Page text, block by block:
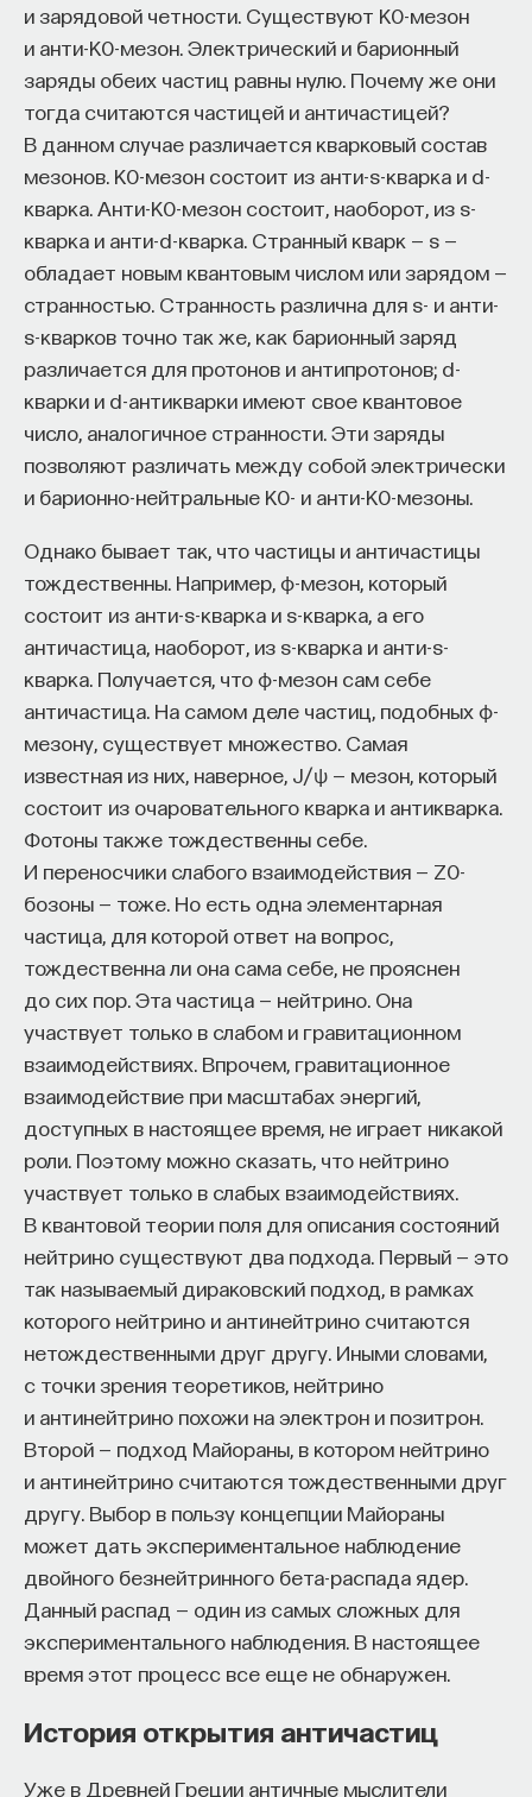
и зарядовой четности. Существуют К0-мезон
и анти-К0-мезон. Электрический и барионный
заряды обеих частиц равны нулю. Почему же они
тогда считаются частицей и античастицей?
В данном случае различается кварковый состав
мезонов. К0-мезон состоит из анти-s-кварка и d-
кварка. Анти-К0-мезон состоит, наоборот, из s-
кварка и анти-d-кварка. Странный кварк — s —
обладает новым квантовым числом или зарядом —
странностью. Странность различна для s- и анти-
s-кварков точно так же, как барионный заряд
различается для протонов и антипротонов; d-
кварки и d-антикварки имеют свое квантовое
число, аналогичное странности. Эти заряды
позволяют различать между собой электрически
и барионно-нейтральные К0- и анти-К0-мезоны.
Однако бывает так, что частицы и античастицы
тождественны. Например, φ-мезон, который
состоит из анти-s-кварка и s-кварка, а его
античастица, наоборот, из s-кварка и анти-s-
кварка. Получается, что φ-мезон сам себе
античастица. На самом деле частиц, подобных φ-
мезону, существует множество. Самая
известная из них, наверное, J/ψ — мезон, который
состоит из очаровательного кварка и антикварка.
Фотоны также тождественны себе.
И переносчики слабого взаимодействия — Z0-
бозоны — тоже. Но есть одна элементарная
частица, для которой ответ на вопрос,
тождественна ли она сама себе, не прояснен
до сих пор. Эта частица — нейтрино. Она
участвует только в слабом и гравитационном
взаимодействиях. Впрочем, гравитационное
взаимодействие при масштабах энергий,
доступных в настоящее время, не играет никакой
роли. Поэтому можно сказать, что нейтрино
участвует только в слабых взаимодействиях.
В квантовой теории поля для описания состояний
нейтрино существуют два подхода. Первый — это
так называемый дираковский подход, в рамках
которого нейтрино и антинейтрино считаются
нетождественными друг другу. Иными словами,
с точки зрения теоретиков, нейтрино
и антинейтрино похожи на электрон и позитрон.
Второй — подход Майораны, в котором нейтрино
и антинейтрино считаются тождественными друг
другу. Выбор в пользу концепции Майораны
может дать экспериментальное наблюдение
двойного безнейтринного бета-распада ядер.
Данный распад — один из самых сложных для
экспериментального наблюдения. В настоящее
время этот процесс все еще не обнаружен.
История открытия античастиц
Уже в Древней Греции античные мыслители
«Мы выделили четыре идеологии образования.
Первая — развитие и трансляция
дисциплинарного знания, где в центре находится
само знание, а не человек и не рынок труда.
Вторая — формирование определенного типа
человека, например человека, способного
к сложному мышлению. Третья — развитие
общества, вклад в то, каким оно будет.
И четвертая — социальная эффективность,
то есть забота о том, как человек будет работать
за пределами университета и насколько
эффективным окажется в команде и профессии.
Университет не всегда может точно
предсказать, какие именно рабочие места ждут
выпускника, но сама эта оптика тоже остается
отдельной идеологией. В зависимости от того,
у него будут совершенно разные ответы
на вопрос о целях образования».
Университет должен строить
будущее
«Есть представление о том, что университеты
готовят элиту, и отсюда возникает образ сложно
мыслящего, сложно устроенного человека.
Но здесь возникает и другой, гораздо более
трудный вопрос: кто вообще формирует
целеполагание университета и кто задает тот
смысл, на который он работает? Мне кажется,
университет способен быть субъектом —
не просто выполнять внешний заказ,
а самостоятельно выбирать, на какое будущее
он работает. У него должна быть собственная
позиция: сначала определить, какое будущее
он хочет создавать, а затем разворачивать это
в своей деятельности. Когда университет
работает только под заказ, он занимает совсем
другую роль. У классического университета есть
редкая возможность — мыслить на длинной
дистанции и реально влиять на будущее: на то,
как будет мыслить элита, как будет устроена
экономика и как в целом будет разворачиваться
общество».
Знание нельзя просто передать
«Сама проблема гораздо старше, чем может
показаться. Если преподаватель выдает задание,
студент перепоручает его нейросети, а потом
просто приносит готовый текст, это лишь делает
старую проблему совсем уж неустранимой.
Но и привычная университетская схема, в которой
записал, а затем попытался пересказать это